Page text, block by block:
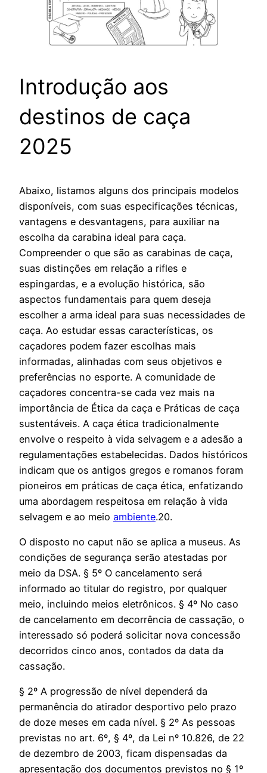
Introdução aos
destinos de caça
2025
Abaixo, listamos alguns dos principais modelos
disponíveis, com suas especificações técnicas,
vantagens e desvantagens, para auxiliar na
escolha da carabina ideal para caça.
Compreender o que são as carabinas de caça,
suas distinções em relação a rifles e
espingardas, e a evolução histórica, são
aspectos fundamentais para quem deseja
escolher a arma ideal para suas necessidades de
caça. Ao estudar essas características, os
caçadores podem fazer escolhas mais
informadas, alinhadas com seus objetivos e
preferências no esporte. A comunidade de
caçadores concentra-se cada vez mais na
importância de Ética da caça e Práticas de caça
sustentáveis. A caça ética tradicionalmente
envolve o respeito à vida selvagem e a adesão a
regulamentações estabelecidas. Dados históricos
indicam que os antigos gregos e romanos foram
pioneiros em práticas de caça ética, enfatizando
uma abordagem respeitosa em relação à vida
selvagem e ao meio ambiente.20.
O disposto no caput não se aplica a museus. As
condições de segurança serão atestadas por
meio da DSA. § 5º O cancelamento será
informado ao titular do registro, por qualquer
meio, incluindo meios eletrônicos. § 4º No caso
de cancelamento em decorrência de cassação, o
interessado só poderá solicitar nova concessão
decorridos cinco anos, contados da data da
cassação.
§ 2º A progressão de nível dependerá da
permanência do atirador desportivo pelo prazo
de doze meses em cada nível. § 2º As pessoas
previstas no art. 6º, § 4º, da Lei nº 10.826, de 22
de dezembro de 2003, ficam dispensadas da
apresentação dos documentos previstos no § 1º